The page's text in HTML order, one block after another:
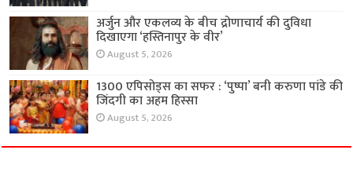
अर्जुन और एकलव्य के बीच द्रोणाचार्य की दुविधा
दिखाएगा ‘हस्तिनापुर के वीर’
August 5, 2026
1300 एपिसोड्स का सफर : ‘पुष्पा’ बनी करुणा पांडे की
जिंदगी का अहम हिस्सा
August 5, 2026